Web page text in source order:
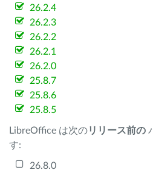
26.2.4
26.2.3
26.2.2
26.2.1
26.2.0
25.8.7
25.8.6
25.8.5
LibreOffice は次のリリース前の
す:
26.8.0